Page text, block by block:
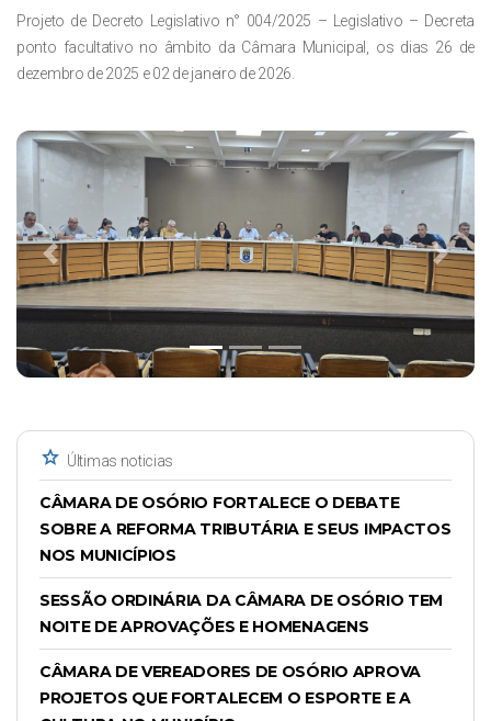
Projeto de Decreto Legislativo n° 004/2025 – Legislativo – Decreta
ponto facultativo no âmbito da Câmara Municipal, os dias 26 de
dezembro de 2025 e 02 de janeiro de 2026.
Previous Next
star Últimas noticias
CÂMARA DE OSÓRIO FORTALECE O DEBATE
SOBRE A REFORMA TRIBUTÁRIA E SEUS IMPACTOS
NOS MUNICÍPIOS
SESSÃO ORDINÁRIA DA CÂMARA DE OSÓRIO TEM
NOITE DE APROVAÇÕES E HOMENAGENS
CÂMARA DE VEREADORES DE OSÓRIO APROVA
PROJETOS QUE FORTALECEM O ESPORTE E A